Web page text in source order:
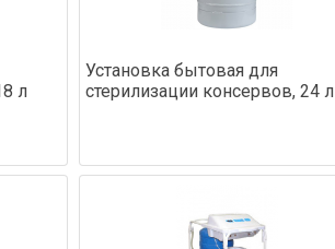
л
Установка бытовая для
стерилизации консервов, 24 л